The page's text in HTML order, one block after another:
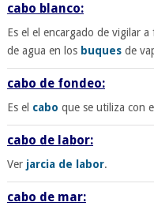
cabo blanco:
Es el el encargado de vigilar
de agua en los buquesde
cabo de fondeo:
Es el cabo que se utiliza con el
cabo de labor:
Ver jarcia de labor.
cabo de mar: